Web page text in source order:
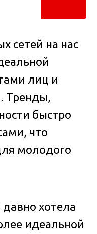
сетей на нас
лиц и
Тренды,
быстро
что
молодого
давно хотела
идеальной